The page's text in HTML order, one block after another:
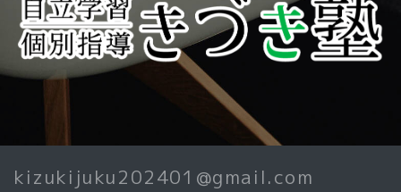
kizukijuku202401@gmail.com